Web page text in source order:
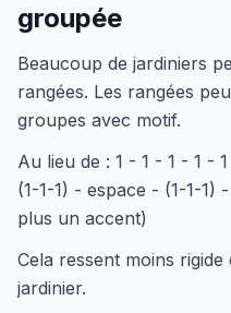
groupée
Beaucoup de jardiniers
rangées. Les rangées
groupes avec motif.
Au lieu de : 1 - 1 - 1 - 1 -
(1-1-1) - espace - (1-1-1)
plus un accent)
Cela ressent moins
jardinier.